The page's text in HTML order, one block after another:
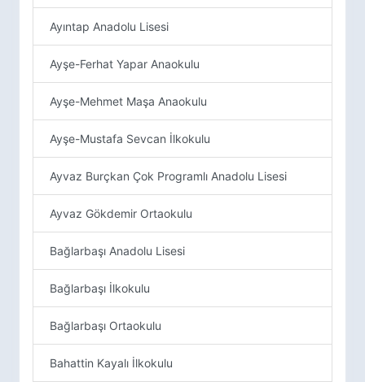
Ayıntap Anadolu Lisesi
Ayşe-Ferhat Yapar Anaokulu
Ayşe-Mehmet Maşa Anaokulu
Ayşe-Mustafa Sevcan İlkokulu
Ayvaz Burçkan Çok Programlı Anadolu Lisesi
Ayvaz Gökdemir Ortaokulu
Bağlarbaşı Anadolu Lisesi
Bağlarbaşı İlkokulu
Bağlarbaşı Ortaokulu
Bahattin Kayalı İlkokulu